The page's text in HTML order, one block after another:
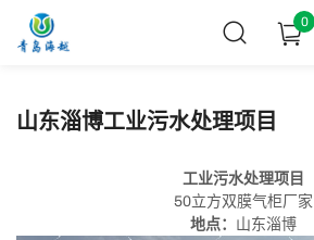
0
山东淄博工业污水处理项目
工业污水处理项目
50立方双膜气柜厂家
地点： 山东淄博